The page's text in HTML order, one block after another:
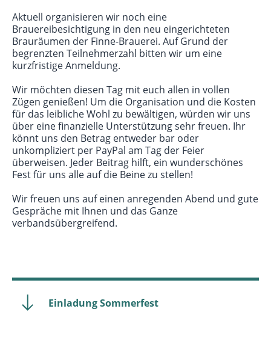
Aktuell organisieren wir noch eine
Brauereibesichtigung in den neu eingerichteten
Brauräumen der Finne-Brauerei. Auf Grund der
begrenzten Teilnehmerzahl bitten wir um eine
kurzfristige Anmeldung.
Wir möchten diesen Tag mit euch allen in vollen
Zügen genießen! Um die Organisation und die Kosten
für das leibliche Wohl zu bewältigen, würden wir uns
über eine finanzielle Unterstützung sehr freuen. Ihr
könnt uns den Betrag entweder bar oder
unkompliziert per PayPal am Tag der Feier
überweisen. Jeder Beitrag hilft, ein wunderschönes
Fest für uns alle auf die Beine zu stellen!
Wir freuen uns auf einen anregenden Abend und gute
Gespräche mit Ihnen und das Ganze
verbandsübergreifend.
Einladung Sommerfest